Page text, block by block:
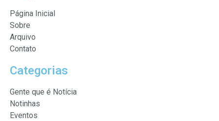
Página Inicial
Sobre
Arquivo
Contato
Categorias
Gente que é Notícia
Notinhas
Eventos